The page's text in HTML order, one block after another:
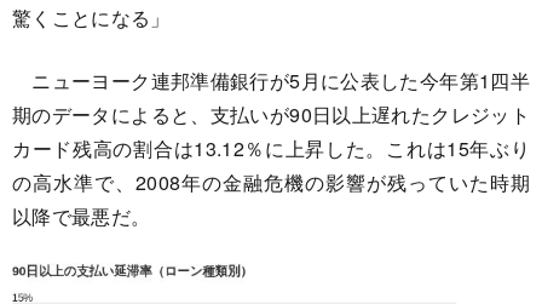
驚くことになる」
ニューヨーク連邦準備銀行が5月に公表した今年第1四半
期のデータによると、支払いが90日以上遅れたクレジット
カード残高の割合は13.12％に上昇した。これは15年ぶり
の高水準で、2008年の金融危機の影響が残っていた時期
以降で最悪だ。